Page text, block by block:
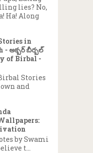
lies? No,
Ha! Along
in
- అక్బర్ బీర్బల్
of Birbal -
Stories
and
by Swami
t...